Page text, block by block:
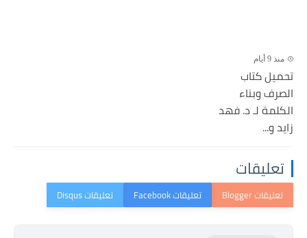
منذ 9 أيام
تحميل كتاب
الصرف وبناء
الكلمة لـ د. فهد
زايد و...
تعليقات